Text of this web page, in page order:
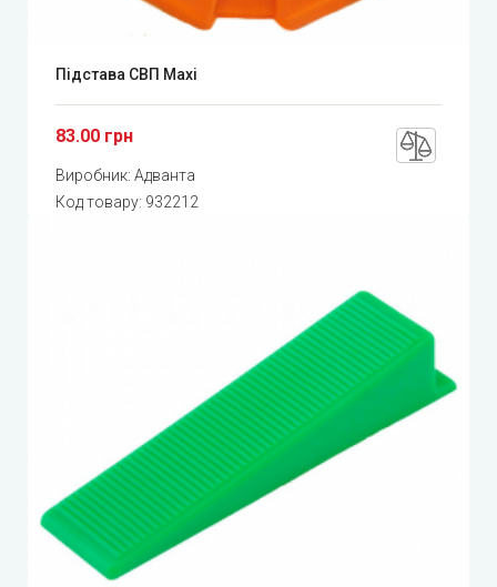
Підстава СВП Maxi
83.00 грн
Виробник: Адванта
Код товару: 932212